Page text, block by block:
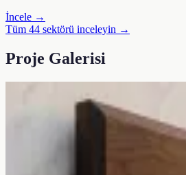
İncele →
Tüm 44 sektörü inceleyin →
Proje Galerisi